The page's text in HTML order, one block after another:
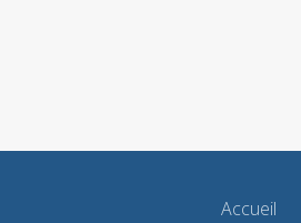
Accueil